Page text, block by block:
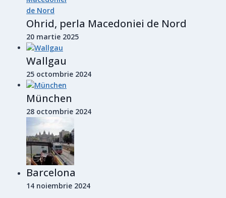
Ohrid, perla Macedoniei de Nord
20 martie 2025
Wallgau
25 octombrie 2024
München
28 octombrie 2024
Barcelona
14 noiembrie 2024